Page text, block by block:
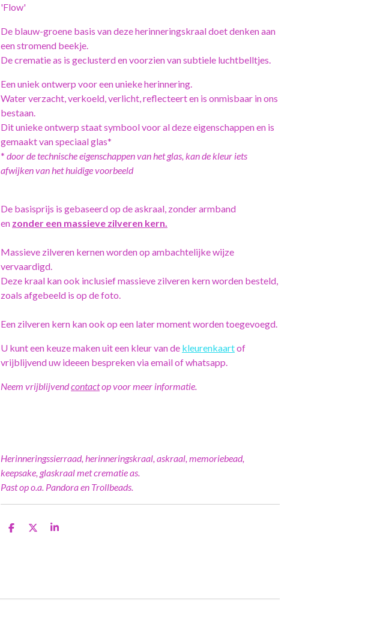
'Flow'
De blauw-groene basis van deze herinneringskraal doet denken aan
een stromend beekje.
De crematie as is geclusterd en voorzien van subtiele luchtbelltjes.
Een uniek ontwerp voor een unieke herinnering.
Water verzacht, verkoeld, verlicht, reflecteert en is onmisbaar in ons
bestaan.
Dit unieke ontwerp staat symbool voor al deze eigenschappen en is
gemaakt van speciaal glas*
* door de technische eigenschappen van het glas, kan de kleur iets
afwijken van het huidige voorbeeld
De basisprijs is gebaseerd op de askraal, zonder armband
en zonder een massieve zilveren kern.
Massieve zilveren kernen worden op ambachtelijke wijze
vervaardigd.
Deze kraal kan ook inclusief massieve zilveren kern worden besteld,
zoals afgebeeld is op de foto.
Een zilveren kern kan ook op een later moment worden toegevoegd.
U kunt een keuze maken uit een kleur van de kleurenkaartof
vrijblijvend uw ideeen bespreken via email of whatsapp.
Neem vrijblijvendcontactop voor meer informatie.
Herinneringssierraad, herinneringskraal, askraal, memoriebead,
keepsake, glaskraal met crematie as.
Past op o.a. Pandora en Trollbeads.
D
D
S